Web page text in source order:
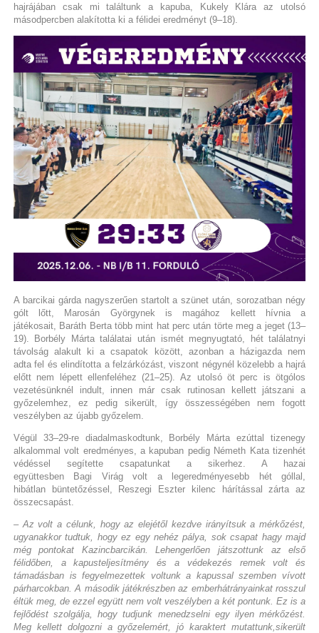
hajrájában csak mi találtunk a kapuba, Kukely Klára az utolsó
másodpercben alakította ki a félidei eredményt (9–18).
A barcikai gárda nagyszerűen startolt a szünet után, sorozatban négy
gólt lőtt, Marosán Györgynek is magához kellett hívnia a
játékosait, Baráth Berta több mint hat perc után törte meg a jeget (13–
19). Borbély Márta találatai után ismét megnyugtató, hét találatnyi
távolság alakult ki a csapatok között, azonban a házigazda nem
adta fel és elindította a felzárkózást, viszont négynél közelebb a hajrá
előtt nem lépett ellenfeléhez (21–25). Az utolsó öt perc is ötgólos
vezetésünknél indult, innen már csak rutinosan kellett játszani a
győzelemhez, ez pedig sikerült, így összességében nem fogott
veszélyben az újabb győzelem.
Végül 33–29-re diadalmaskodtunk, Borbély Márta ezúttal tizenegy
alkalommal volt eredményes, a kapuban pedig Németh Kata tizenhét
védéssel segítette csapatunkat a sikerhez. A hazai
együttesben Bagi Virág volt a legeredményesebb hét góllal,
hibátlan büntetőzéssel, Reszegi Eszter kilenc hárítással zárta az
összecsapást.
– Az volt a célunk, hogy az elejétől kezdve irányítsuk a mérkőzést,
ugyanakkor tudtuk, hogy ez egy nehéz pálya, sok csapat hagy majd
még pontokat Kazincbarcikán. Lehengerlően játszottunk az első
félidőben, a kapusteljesítmény és a védekezés remek volt és
támadásban is fegyelmezettek voltunk a kapussal szemben vívott
párharcokban. A második játékrészben az emberhátrányainkat rosszul
éltük meg, de ezzel együtt nem volt veszélyben a két pontunk. Ez is a
fejlődést szolgálja, hogy tudjunk menedzselni egy ilyen mérkőzést.
Meg kellett dolgozni a győzelemért, jó karaktert mutattunk,sikerült